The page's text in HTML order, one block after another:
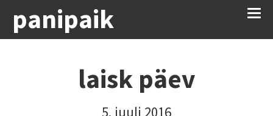
panipaik
laisk päev
5. juuli 2016